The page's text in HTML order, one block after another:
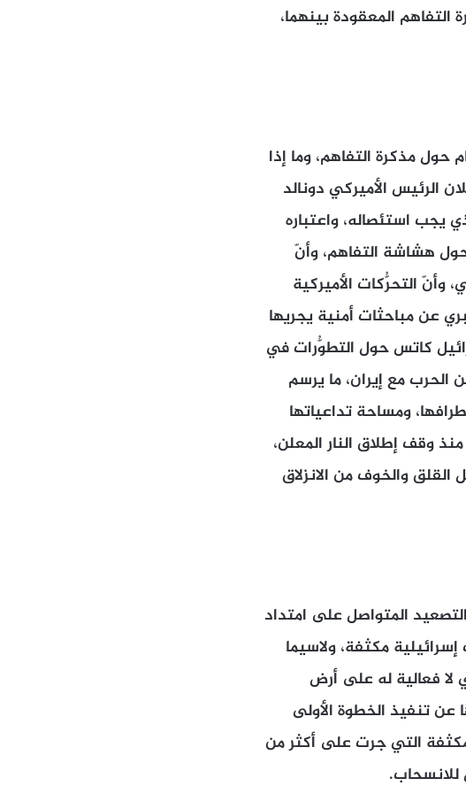
المعقودة بينهما،
حول مذكرة التفاهم، وما إذا
الرئيس الأميركي دونالد
يجب استئصاله، واعتباره
هشاشة التفاهم، وأنّ
وأنّ التحرُّكات الأميركية
عن مباحثات أمنية يجريها
كاتس حول التطوُّرات في
الحرب مع إيران، ما يرسم
ومساحة تداعياتها
وقف إطلاق النار المعلن،
والخوف من الانزلاق
المتواصل على امتداد
مكثفة، ولاسيما
لا فعالية له على أرض
عن تنفيذ الخطوة الأولى
التي جرت على أكثر من